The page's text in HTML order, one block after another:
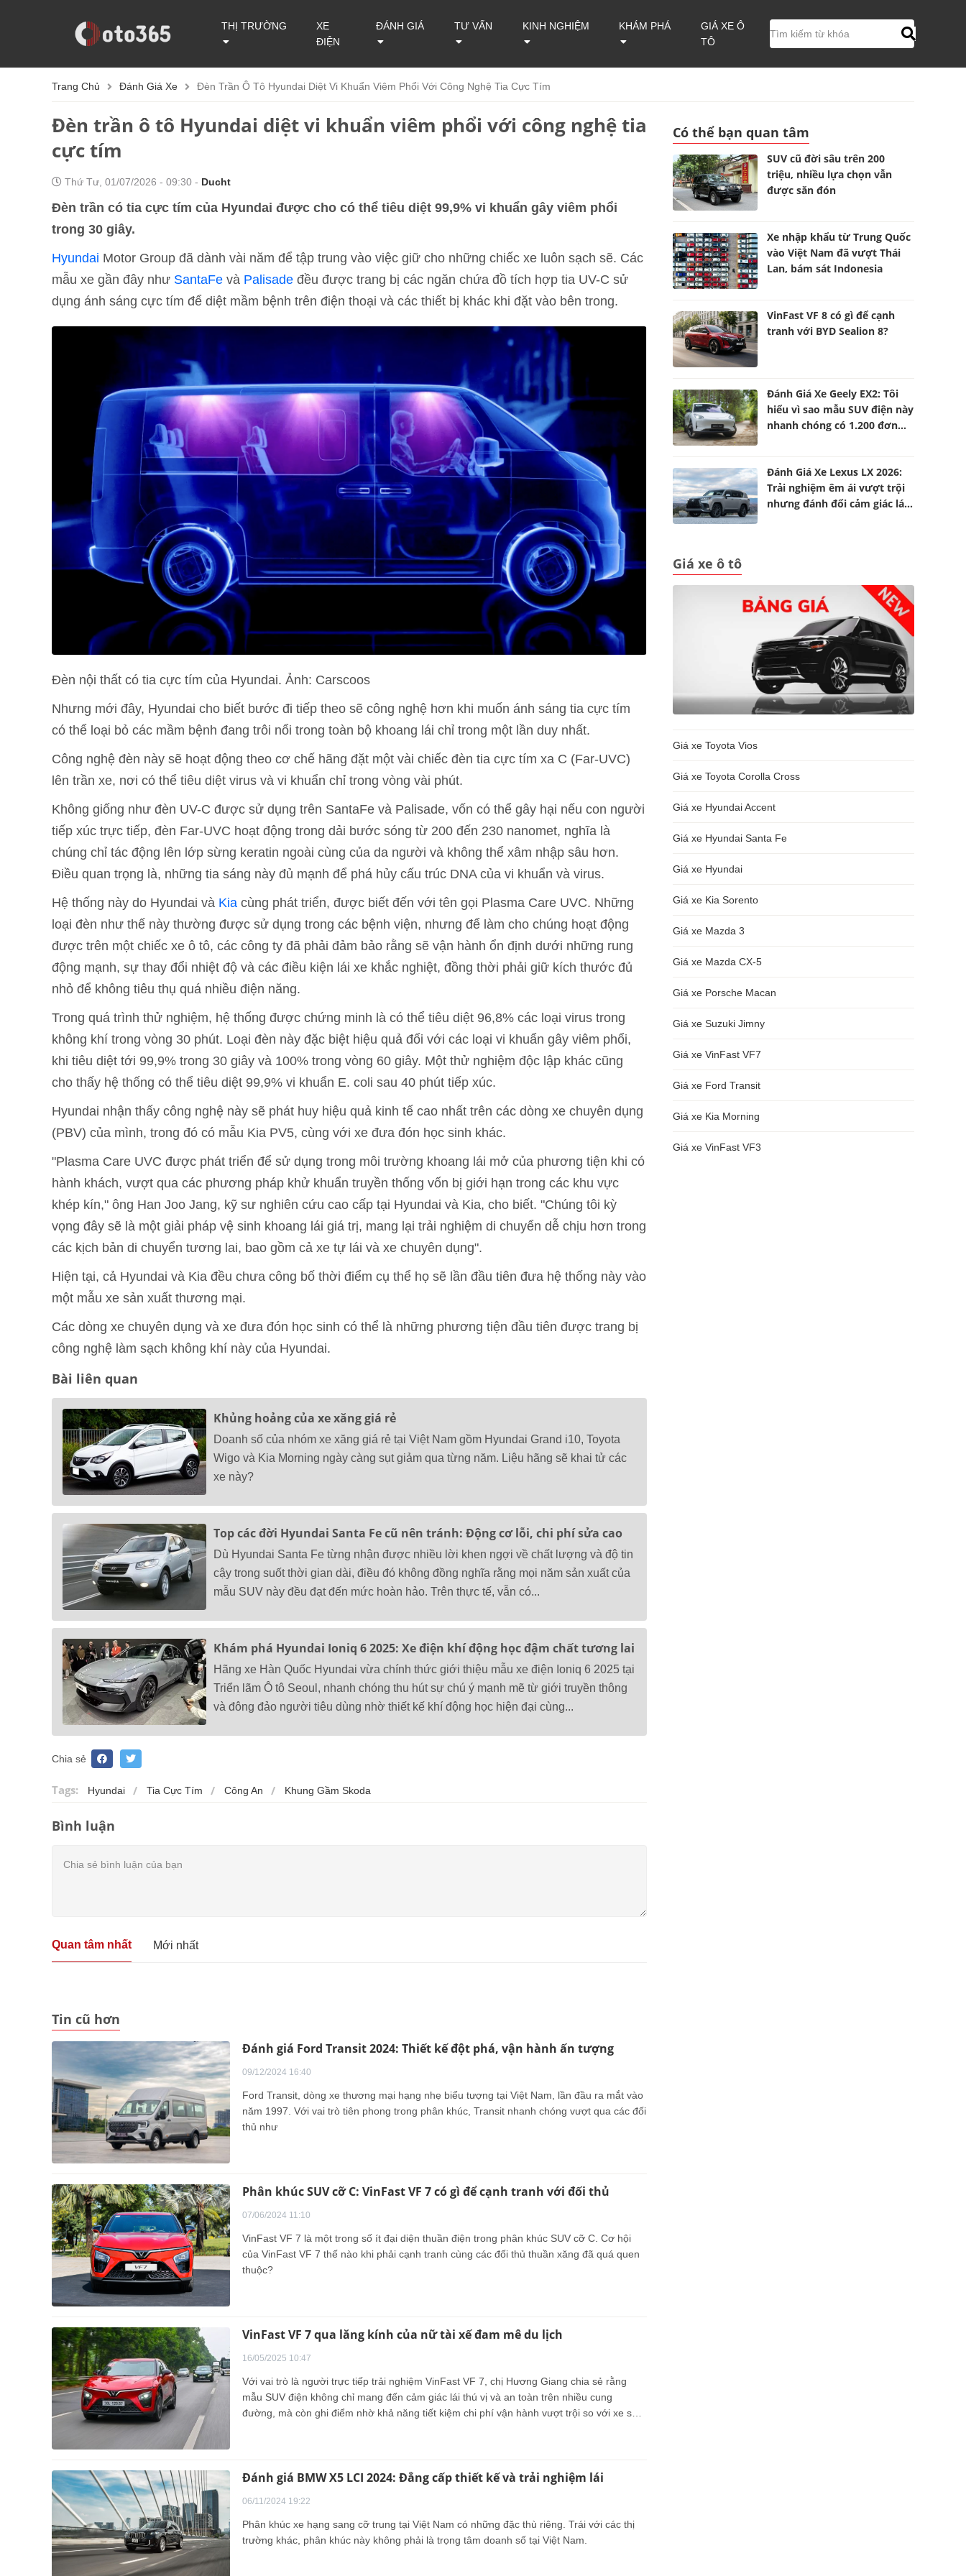
THỊ TRƯỜNG
XE
ĐIỆN
ĐÁNH GIÁ TƯ VẤN KINH NGHIỆM KHÁM PHÁ
GIÁ XE Ô
TÔ
Trang Chủ Đánh Giá Xe Đèn Trần Ô Tô Hyundai Diệt Vi Khuẩn Viêm Phổi Với Công Nghệ Tia Cực Tím
Đèn trần ô tô Hyundai diệt vi khuẩn viêm phổi với công nghệ tia
cực tím
Thứ Tư, 01/07/2026 - 09:30 - Ducht
Đèn trần có tia cực tím của Hyundai được cho có thể tiêu diệt 99,9% vi khuẩn gây viêm phổi
trong 30 giây.
Hyundai Motor Group đã dành vài năm để tập trung vào việc giữ cho những chiếc xe luôn sạch sẽ. Các
mẫu xe gần đây như SantaFe và Palisade đều được trang bị các ngăn chứa đồ tích hợp tia UV-C sử
dụng ánh sáng cực tím để diệt mầm bệnh trên điện thoại và các thiết bị khác khi đặt vào bên trong.
Đèn nội thất có tia cực tím của Hyundai. Ảnh: Carscoos
Nhưng mới đây, Hyundai cho biết bước đi tiếp theo sẽ công nghệ hơn khi muốn ánh sáng tia cực tím
có thể loại bỏ các mầm bệnh đang trôi nổi trong toàn bộ khoang lái chỉ trong một lần duy nhất.
Công nghệ đèn này sẽ hoạt động theo cơ chế hãng đặt một vài chiếc đèn tia cực tím xa C (Far-UVC)
lên trần xe, nơi có thể tiêu diệt virus và vi khuẩn chỉ trong vòng vài phút.
Không giống như đèn UV-C được sử dụng trên SantaFe và Palisade, vốn có thể gây hại nếu con người
tiếp xúc trực tiếp, đèn Far-UVC hoạt động trong dải bước sóng từ 200 đến 230 nanomet, nghĩa là
chúng chỉ tác động lên lớp sừng keratin ngoài cùng của da người và không thể xâm nhập sâu hơn.
Điều quan trọng là, những tia sáng này đủ mạnh để phá hủy cấu trúc DNA của vi khuẩn và virus.
Hệ thống này do Hyundai và Kia cùng phát triển, được biết đến với tên gọi Plasma Care UVC. Những
loại đèn như thế này thường được sử dụng trong các bệnh viện, nhưng để làm cho chúng hoạt động
được trên một chiếc xe ô tô, các công ty đã phải đảm bảo rằng sẽ vận hành ổn định dưới những rung
động mạnh, sự thay đổi nhiệt độ và các điều kiện lái xe khắc nghiệt, đồng thời phải giữ kích thước đủ
nhỏ để không tiêu thụ quá nhiều điện năng.
Trong quá trình thử nghiệm, hệ thống được chứng minh là có thể tiêu diệt 96,8% các loại virus trong
không khí trong vòng 30 phút. Loại đèn này đặc biệt hiệu quả đối với các loại vi khuẩn gây viêm phổi,
khi tiêu diệt tới 99,9% trong 30 giây và 100% trong vòng 60 giây. Một thử nghiệm độc lập khác cũng
cho thấy hệ thống có thể tiêu diệt 99,9% vi khuẩn E. coli sau 40 phút tiếp xúc.
Hyundai nhận thấy công nghệ này sẽ phát huy hiệu quả kinh tế cao nhất trên các dòng xe chuyên dụng
(PBV) của mình, trong đó có mẫu Kia PV5, cùng với xe đưa đón học sinh khác.
"Plasma Care UVC được phát triển để sử dụng trong môi trường khoang lái mở của phương tiện khi có
hành khách, vượt qua các phương pháp khử khuẩn truyền thống vốn bị giới hạn trong các khu vực
khép kín," ông Han Joo Jang, kỹ sư nghiên cứu cao cấp tại Hyundai và Kia, cho biết. "Chúng tôi kỳ
vọng đây sẽ là một giải pháp vệ sinh khoang lái giá trị, mang lại trải nghiệm di chuyển dễ chịu hơn trong
các kịch bản di chuyển tương lai, bao gồm cả xe tự lái và xe chuyên dụng".
Hiện tại, cả Hyundai và Kia đều chưa công bố thời điểm cụ thể họ sẽ lần đầu tiên đưa hệ thống này vào
một mẫu xe sản xuất thương mại.
Các dòng xe chuyên dụng và xe đưa đón học sinh có thể là những phương tiện đầu tiên được trang bị
công nghệ làm sạch không khí này của Hyundai.
Bài liên quan
Khủng hoảng của xe xăng giá rẻ
Doanh số của nhóm xe xăng giá rẻ tại Việt Nam gồm Hyundai Grand i10, Toyota
Wigo và Kia Morning ngày càng sụt giảm qua từng năm. Liệu hãng sẽ khai tử các
xe này?
Top các đời Hyundai Santa Fe cũ nên tránh: Động cơ lỗi, chi phí sửa cao
Dù Hyundai Santa Fe từng nhận được nhiều lời khen ngợi về chất lượng và độ tin
cậy trong suốt thời gian dài, điều đó không đồng nghĩa rằng mọi năm sản xuất của
mẫu SUV này đều đạt đến mức hoàn hảo. Trên thực tế, vẫn có...
Khám phá Hyundai Ioniq 6 2025: Xe điện khí động học đậm chất tương lai
Hãng xe Hàn Quốc Hyundai vừa chính thức giới thiệu mẫu xe điện Ioniq 6 2025 tại
Triển lãm Ô tô Seoul, nhanh chóng thu hút sự chú ý mạnh mẽ từ giới truyền thông
và đông đảo người tiêu dùng nhờ thiết kế khí động học hiện đại cùng...
Chia sẻ
Tags: Hyundai Tia Cực Tím Công An Khung Gầm Skoda
Bình luận
Quan tâm nhất Mới nhất
Tin cũ hơn
Đánh giá Ford Transit 2024: Thiết kế đột phá, vận hành ấn tượng
09/12/2024 16:40
Ford Transit, dòng xe thương mại hạng nhẹ biểu tượng tại Việt Nam, lần đầu ra mắt vào
năm 1997. Với vai trò tiên phong trong phân khúc, Transit nhanh chóng vượt qua các đối
thủ như
Phân khúc SUV cỡ C: VinFast VF 7 có gì để cạnh tranh với đối thủ
07/06/2024 11:10
VinFast VF 7 là một trong số ít đại diện thuần điện trong phân khúc SUV cỡ C. Cơ hội
của VinFast VF 7 thế nào khi phải cạnh tranh cùng các đối thủ thuần xăng đã quá quen
thuộc?
VinFast VF 7 qua lăng kính của nữ tài xế đam mê du lịch
16/05/2025 10:47
Với vai trò là người trực tiếp trải nghiệm VinFast VF 7, chị Hương Giang chia sẻ rằng
mẫu SUV điện không chỉ mang đến cảm giác lái thú vị và an toàn trên nhiều cung
đường, mà còn ghi điểm nhờ khả năng tiết kiệm chi phí vận hành vượt trội so với xe sử
Đánh giá BMW X5 LCI 2024: Đẳng cấp thiết kế và trải nghiệm lái
06/11/2024 19:22
Phân khúc xe hạng sang cỡ trung tại Việt Nam có những đặc thù riêng. Trái với các thị
trường khác, phân khúc này không phải là trọng tâm doanh số tại Việt Nam.
Có thể bạn quan tâm
SUV cũ đời sâu trên 200
triệu, nhiều lựa chọn vẫn
được săn đón
Xe nhập khẩu từ Trung Quốc
vào Việt Nam đã vượt Thái
Lan, bám sát Indonesia
VinFast VF 8 có gì để cạnh
tranh với BYD Sealion 8?
Đánh Giá Xe Geely EX2: Tôi
hiểu vì sao mẫu SUV điện này
nhanh chóng có 1.200 đơn
Đánh Giá Xe Lexus LX 2026:
Trải nghiệm êm ái vượt trội
nhưng đánh đổi cảm giác lái
Giá xe ô tô
Giá xe Toyota Vios
Giá xe Toyota Corolla Cross
Giá xe Hyundai Accent
Giá xe Hyundai Santa Fe
Giá xe Hyundai
Giá xe Kia Sorento
Giá xe Mazda 3
Giá xe Mazda CX-5
Giá xe Porsche Macan
Giá xe Suzuki Jimny
Giá xe VinFast VF7
Giá xe Ford Transit
Giá xe Kia Morning
Giá xe VinFast VF3